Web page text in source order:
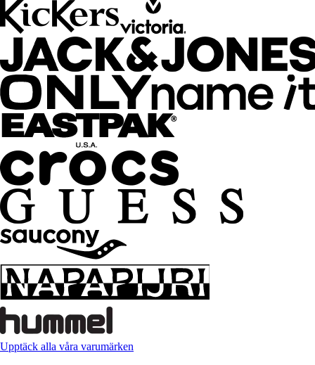
Upptäck alla våra varumärken